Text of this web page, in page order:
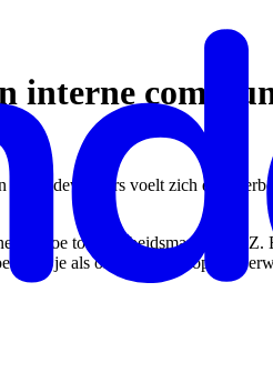
interne
medewerkers voelt zich echt
toe tot de arbeidsmarkt: Gen
je als organisatie in op die